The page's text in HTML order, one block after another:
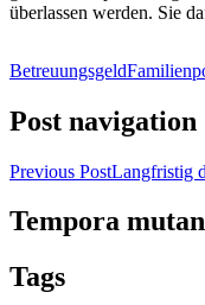
überlassen werden. Sie
Betreuungsgeld
Post navigation
Previous PostLangfristig
Tempora
Tags